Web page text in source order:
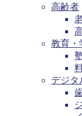
高齢者
教育・
デジタ